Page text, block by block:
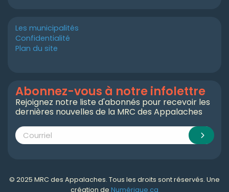
Les municipalités
Confidentialité
Plan du site
Abonnez-vous à notre infolettre
Rejoignez notre liste d'abonnés pour recevoir les
dernières nouvelles de la MRC des Appalaches
© 2025 MRC des Appalaches. Tous les droits sont réservés. Une
création de Numérique.ca